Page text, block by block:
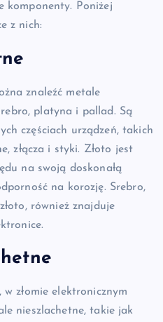
komponenty. Poniżej
z nich:
znaleźć metale
platyna i pallad. Są
częściach urządzeń, takich
złącza i styki. Złoto jest
na swoją doskonałą
na korozję. Srebro,
również znajduje
złomie elektronicznym
nieszlachetne, takie jak